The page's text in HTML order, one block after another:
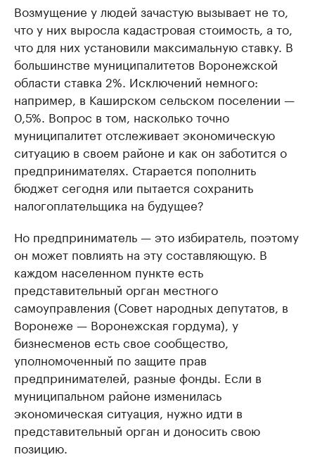
Возмущение у людей зачастую вызывает не то,
что у них выросла кадастровая стоимость, а то,
что для них установили максимальную ставку. В
большинстве муниципалитетов Воронежской
области ставка 2%. Исключений немного:
например, в Каширском сельском поселении —
0,5%. Вопрос в том, насколько точно
муниципалитет отслеживает экономическую
ситуацию в своем районе и как он заботится о
предпринимателях. Старается пополнить
бюджет сегодня или пытается сохранить
налогоплательщика на будущее?
Но предприниматель — это избиратель, поэтому
он может повлиять на эту составляющую. В
каждом населенном пункте есть
представительный орган местного
самоуправления (Совет народных депутатов, в
Воронеже — Воронежская гордума), у
бизнесменов есть свое сообщество,
уполномоченный по защите прав
предпринимателей, разные фонды. Если в
муниципальном районе изменилась
экономическая ситуация, нужно идти в
представительный орган и доносить свою
позицию.